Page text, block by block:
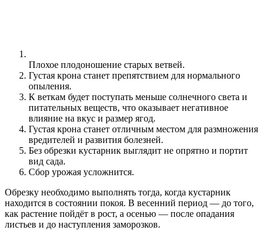
Плохое плодоношение старых ветвей.
Густая крона станет препятствием для нормального
опыления.
К веткам будет поступать меньше солнечного света и
питательных веществ, что оказывает негативное
влияние на вкус и размер ягод.
Густая крона станет отличным местом для размножения
вредителей и развития болезней.
Без обрезки кустарник выглядит не опрятно и портит
вид сада.
Сбор урожая усложнится.
Обрезку необходимо выполнять тогда, когда кустарник
находится в состоянии покоя. В весенний период — до того,
как растение пойдёт в рост, а осенью — после опадания
листьев и до наступления заморозков.